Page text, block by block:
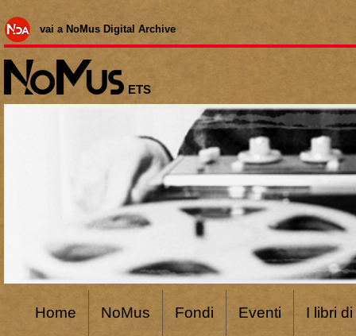
Home NoMus Fondi Eventi I libri
vai a NoMus Digital Archive
ETS